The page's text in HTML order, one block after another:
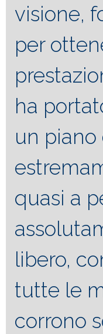
visione,
per
ha
un
quasi a
libero,
tutte le
corrono